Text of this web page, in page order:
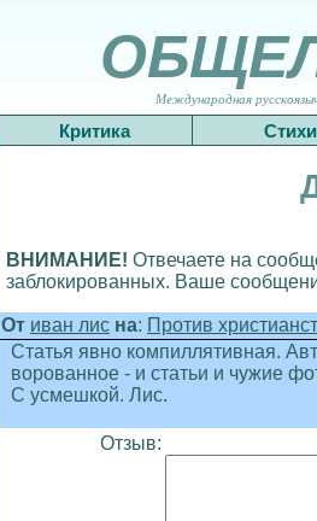
Международная
Критика Стихи
ВНИМАНИЕ! Отвечаете на
заблокированных. Ваше
От иван лис на: Против
Статья явно компиллятивная.
ворованное - и статьи и чужие
С усмешкой. Лис.
Отзыв: